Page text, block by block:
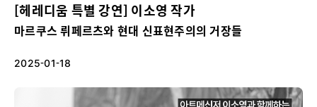
[헤레디움 특별 강연] 이소영 작가
마르쿠스 뤼페르츠와 현대 신표현주의의 거장들
2025-01-18